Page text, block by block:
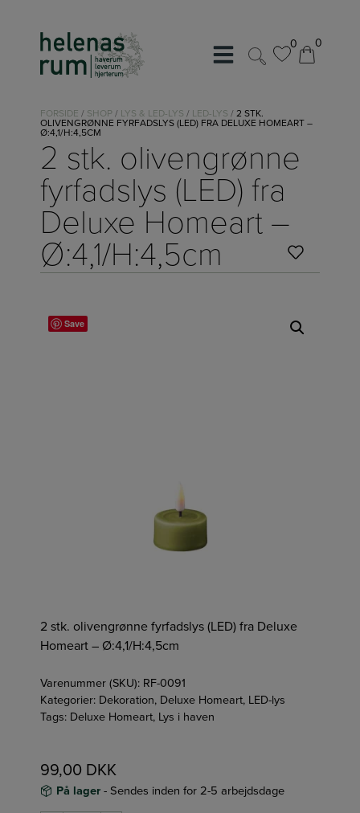
indholdet
0
0 0
0
FORSIDE / SHOP / LYS & LED-LYS / LED-LYS /2 STK.
OLIVENGRØNNE FYRFADSLYS (LED) FRA DELUXE HOMEART –
Ø:4,1/H:4,5CM
2 stk. olivengrønne
fyrfadslys (LED) fra
Deluxe Homeart –
Ø:4,1/H:4,5cm
Save
2 stk. olivengrønne fyrfadslys (LED) fra Deluxe
Homeart – Ø:4,1/H:4,5cm
Varenummer (SKU): RF-0091
Kategorier: Dekoration, Deluxe Homeart, LED-lys
Tags: Deluxe Homeart, Lys i haven
99,00 DKK
På lager- Sendes inden for 2-5 arbejdsdage